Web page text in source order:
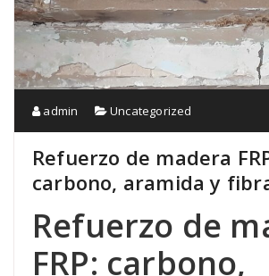
admin Uncategorized
Refuerzo de madera
carbono, aramida y
Refuerzo de
FRP: carbono,